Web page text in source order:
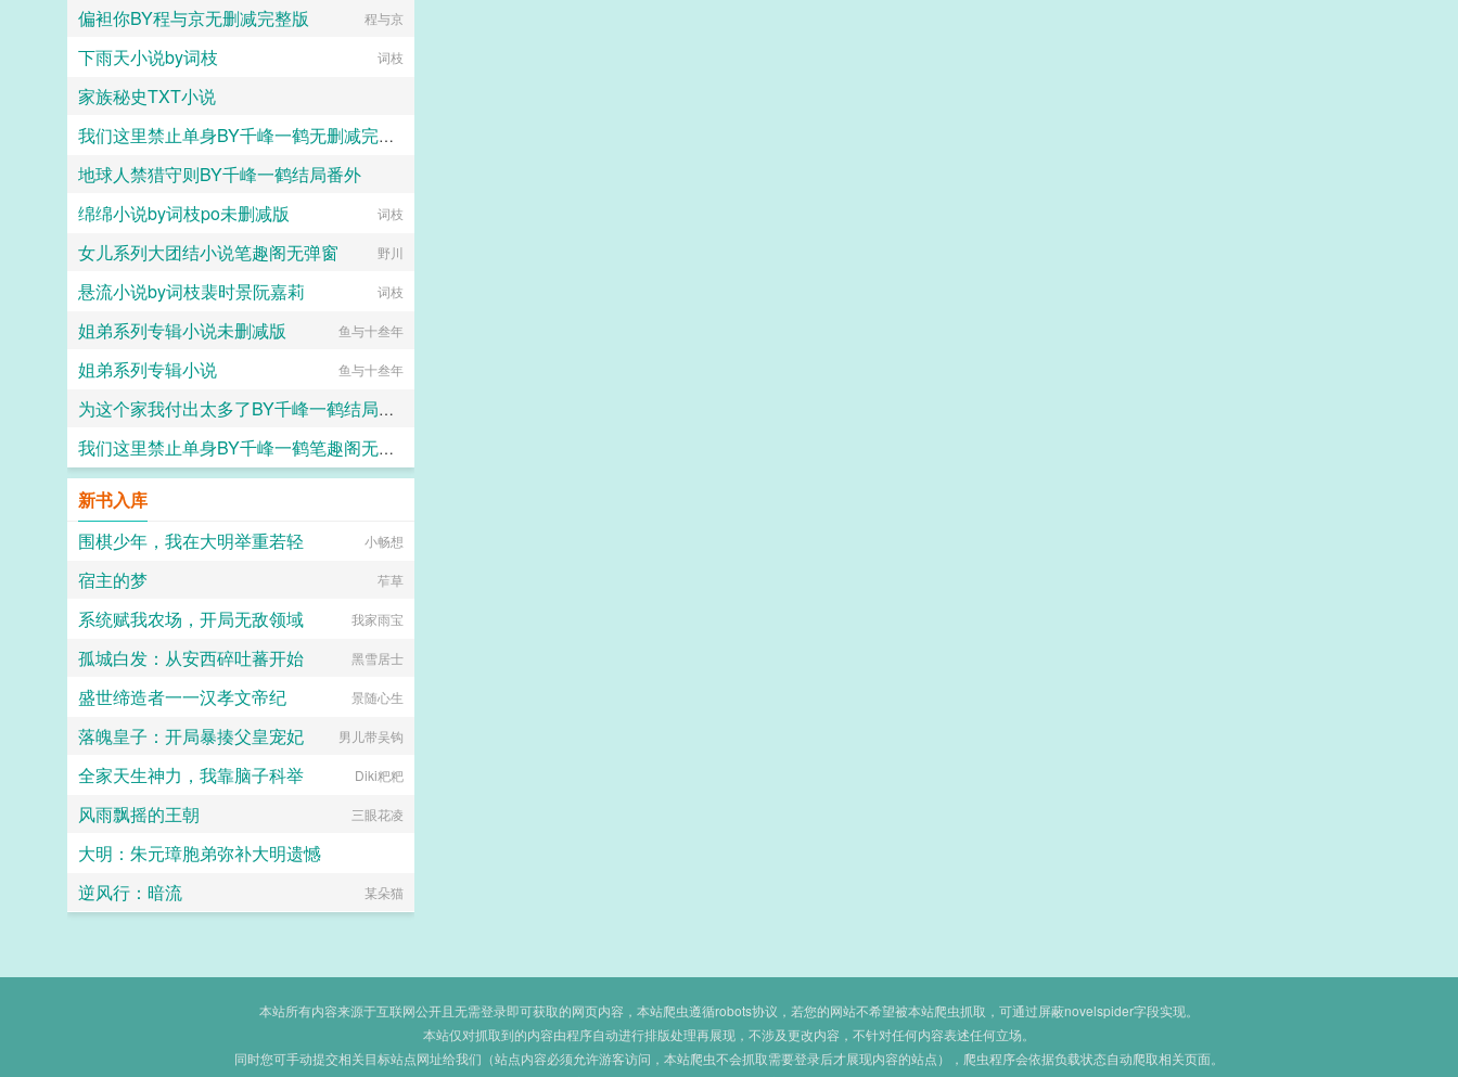
偏袒你BY程与京无删减完整版 程与京
下雨天小说by词枝 词枝
家族秘史TXT小说
黑暗的守护者2724自从张峰的离去已经过了几天，虽然隔天
我们这里禁止单身BY千峰一鹤无删减完整版
千峰一鹤
地球人禁猎守则BY千峰一鹤结局番外
千峰一鹤
绵绵小说by词枝po未删减版 词枝
女儿系列大团结小说笔趣阁无弹窗 野川
悬流小说by词枝裴时景阮嘉莉 词枝
姐弟系列专辑小说未删减版 鱼与十叁年
姐弟系列专辑小说 鱼与十叁年
为这个家我付出太多了BY千峰一鹤结局番外
千峰一鹤
我们这里禁止单身BY千峰一鹤笔趣阁无弹窗
新书入库
围棋少年，我在大明举重若轻
小畅想
宿主的梦 苲草
系统赋我农场，开局无敌领域 我家雨宝
孤城白发：从安西碎吐蕃开始 黑雪居士
盛世缔造者一一汉孝文帝纪 景随心生
落魄皇子：开局暴揍父皇宠妃 男儿带吴钩
全家天生神力，我靠脑子科举 Diki粑粑
风雨飘摇的王朝 三眼花凌
大明：朱元璋胞弟弥补大明遗憾
喜欢王语嫣的小山雀
逆风行：暗流 某朵猫
本站所有内容来源于互联网公开且无需登录即可获取的网页内容，本站爬虫遵循robots协议，若您的网站不希望被本站爬虫抓取，可通过屏蔽novelspider字段实现。
本站仅对抓取到的内容由程序自动进行排版处理再展现，不涉及更改内容，不针对任何内容表述任何立场。
同时您可手动提交相关目标站点网址给我们（站点内容必须允许游客访问，本站爬虫不会抓取需要登录后才展现内容的站点），爬虫程序会依据负载状态自动爬取相关页面。